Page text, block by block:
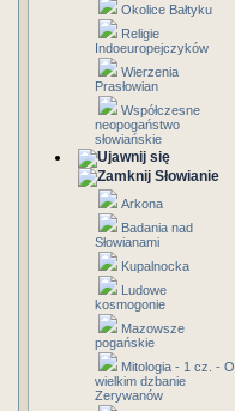
Okolice Bałtyku
Religie
Indoeuropejczyków
Wierzenia
Prasłowian
Współczesne
neopogaństwo
słowiańskie
Słowianie
Arkona
Badania nad
Słowianami
Kupalnocka
Ludowe
kosmogonie
Mazowsze
pogańskie
Mitologia - 1 cz. - O
wielkim dzbanie
Zerywanów